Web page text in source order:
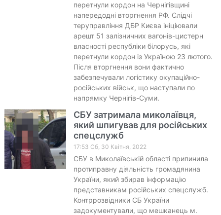
перетнули кордон на Чернігівщині
напередодні вторгнення РФ. Слідчі
теруправління ДБР Києва ініціювали
арешт 51 залізничних вагонів-цистерн
власності республіки білорусь, які
перетнули кордон із Україною 23 лютого.
Після вторгнення вони фактично
забезпечували логістику окупаційно-
російських військ, що наступали по
напрямку Чернігів-Суми.
СБУ затримала миколаївця,
який шпигував для російських
спецслужб
17:53 Сб, 30 Квітня, 2022
СБУ в Миколаївській області припинила
протиправну діяльність громадянина
України, який збирав інформацію
представникам російських спецслужб.
Контррозвідники СБ України
задокументували, що мешканець м.